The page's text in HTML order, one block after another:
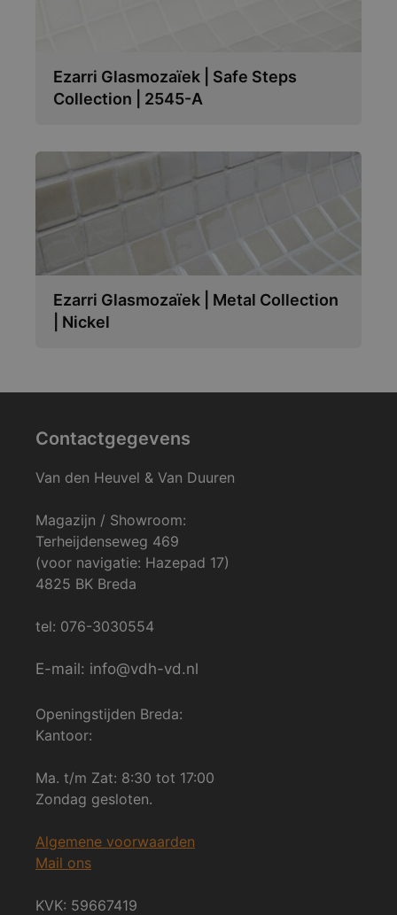
Ezarri Glasmozaïek | Safe Steps
Collection | 2545-A
Ezarri Glasmozaïek | Metal Collection
| Nickel
Contactgegevens
Van den Heuvel & Van Duuren
Magazijn / Showroom:
Terheijdenseweg 469
(voor navigatie: Hazepad 17)
4825 BK Breda
tel: 076-3030554
E-mail: info@vdh-vd.nl
Openingstijden Breda:
Kantoor:
Ma. t/m Zat: 8:30 tot 17:00
Zondag gesloten.
Algemene voorwaarden
Mail ons
KVK: 59667419